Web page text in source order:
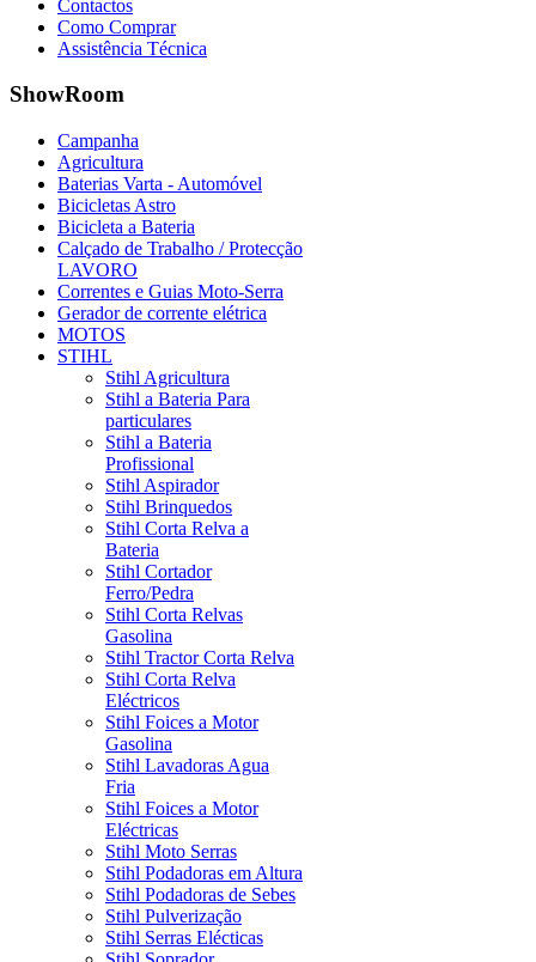
Contactos
Como Comprar
Assistência Técnica
ShowRoom
Campanha
Agricultura
Baterias Varta - Automóvel
Bicicletas Astro
Bicicleta a Bateria
Calçado de Trabalho / Protecção
LAVORO
Correntes e Guias Moto-Serra
Gerador de corrente elétrica
MOTOS
STIHL
Stihl Agricultura
Stihl a Bateria Para
particulares
Stihl a Bateria
Profissional
Stihl Aspirador
Stihl Brinquedos
Stihl Corta Relva a
Bateria
Stihl Cortador
Ferro/Pedra
Stihl Corta Relvas
Gasolina
Stihl Tractor Corta Relva
Stihl Corta Relva
Eléctricos
Stihl Foices a Motor
Gasolina
Stihl Lavadoras Agua
Fria
Stihl Foices a Motor
Eléctricas
Stihl Moto Serras
Stihl Podadoras em Altura
Stihl Podadoras de Sebes
Stihl Pulverização
Stihl Serras Elécticas